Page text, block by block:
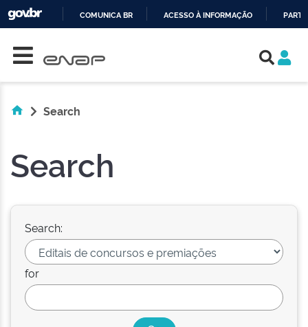
COMUNICA BR ACESSO À INFORMAÇÃO
Search
Search
Search:
for